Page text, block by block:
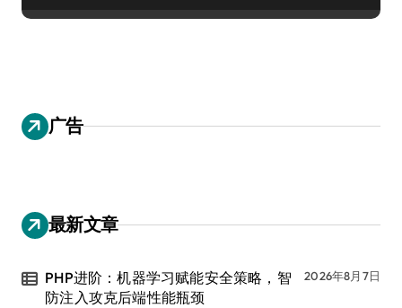
广告
最新文章
PHP进阶：机器学习赋能安全策略，智
防注入攻克后端性能瓶颈
2026年8月7日